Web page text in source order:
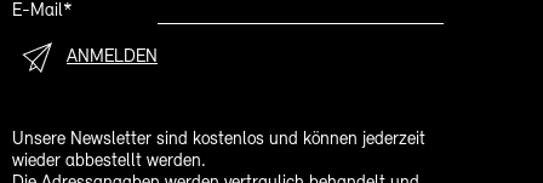
E-Mail*
ANMELDEN
Unsere Newsletter sind kostenlos und können jederzeit
wieder abbestellt werden.